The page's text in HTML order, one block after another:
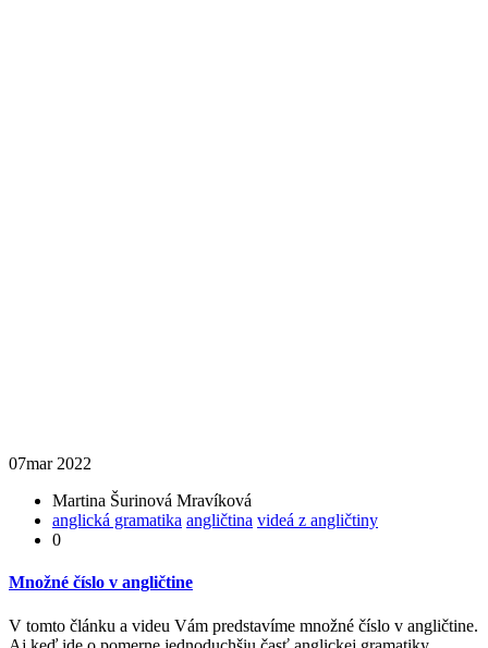
07mar 2022
Martina Šurinová Mravíková
anglická gramatika angličtina videá z angličtiny
0
Množné číslo v angličtine
V tomto článku a videu Vám predstavíme množné číslo v angličtine.